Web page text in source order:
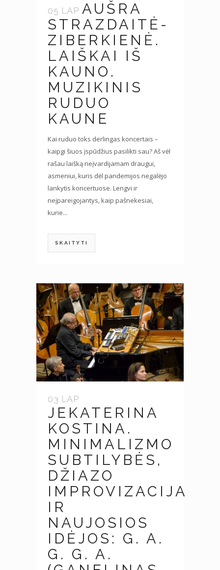
05 LAP AUŠRA
STRAZDAITĖ-
ZIBERKIENĖ.
LAIŠKAI IŠ
KAUNO.
MUZIKINIS
RUDUO
KAUNE
Kai ruduo toks derlingas koncertais –
kaipgi šiuos įspūdžius pasilikti sau? Aš vėl
rašau laišką neįvardijamam draugui,
asmeniui, kuris dėl pandemijos negalėjo
lankytis koncertuose. Lengvi ir
neįpareigojantys, kaip pašnekesiai,
kurie...
SKAITYTI
03 LAP
JEKATERINA
KOSTINA.
MINIMALIZMO
SUBTILYBĖS,
DŽIAZO
IMPROVIZACIJA
IR
NAUJOSIOS
IDĖJOS: G. A.
G. G. A.